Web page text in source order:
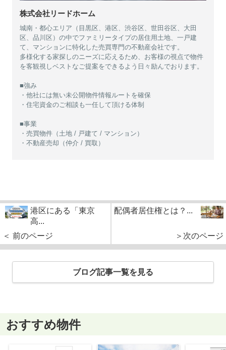
株式会社リードホーム
城南・都心エリア（目黒区、港区、渋谷区、世田谷区、大田
区、品川区）の中でファミリータイプの居住用土地、一戸建
て、マンションに特化した売買専門の不動産会社です。
多様化する家探しのニーズに応えるため、お客様の視点で物件
を客観視しベストなご提案をできるよう日々励んでおります。
■強み
・他社には無い未公開物件情報ルートを確保
・住宅資金のご相談も一任して頂ける体制
■事業
・売買物件（土地 / 戸建て / マンション）
・不動産売却（仲介 / 買取）
港区にある「東京
高...
＜ 前のページ
配偶者居住権とは？...
＞次のページ
ブログ記事一覧を見る
おすすめ物件